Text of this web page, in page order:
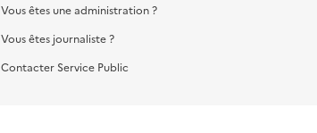
Vous êtes une administration ?
Vous êtes journaliste ?
Contacter Service Public